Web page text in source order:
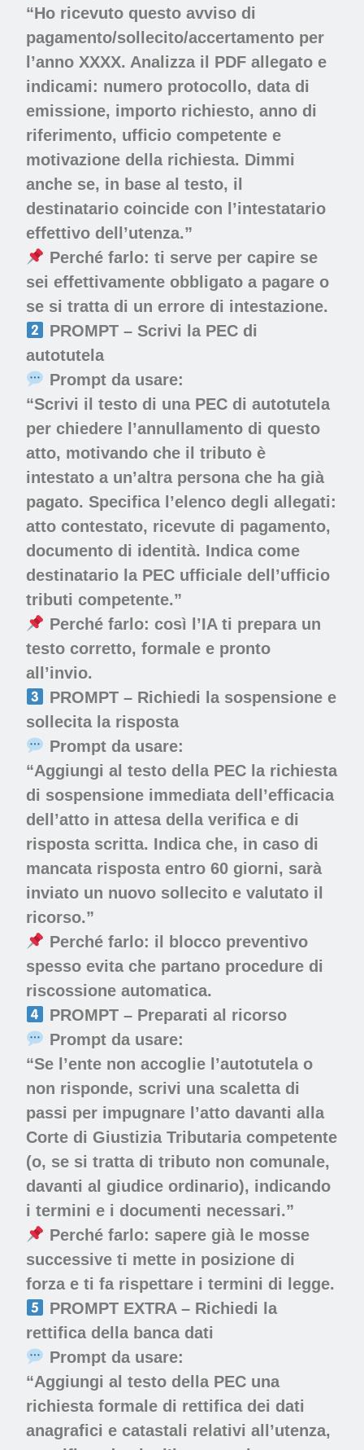
“Ho ricevuto questo avviso di
pagamento/sollecito/accertamento per
l’anno XXXX. Analizza il PDF allegato e
indicami: numero protocollo, data di
emissione, importo richiesto, anno di
riferimento, ufficio competente e
motivazione della richiesta. Dimmi
anche se, in base al testo, il
destinatario coincide con l’intestatario
effettivo dell’utenza.”
Perché farlo: ti serve per capire se
sei effettivamente obbligato a pagare o
se si tratta di un errore di intestazione.
PROMPT – Scrivi la PEC di
autotutela
Prompt da usare:
“Scrivi il testo di una PEC di autotutela
per chiedere l’annullamento di questo
atto, motivando che il tributo è
intestato a un’altra persona che ha già
pagato. Specifica l’elenco degli allegati:
atto contestato, ricevute di pagamento,
documento di identità. Indica come
destinatario la PEC ufficiale dell’ufficio
tributi competente.”
Perché farlo: così l’IA ti prepara un
testo corretto, formale e pronto
all’invio.
PROMPT – Richiedi la sospensione e
sollecita la risposta
Prompt da usare:
“Aggiungi al testo della PEC la richiesta
di sospensione immediata dell’efficacia
dell’atto in attesa della verifica e di
risposta scritta. Indica che, in caso di
mancata risposta entro 60 giorni, sarà
inviato un nuovo sollecito e valutato il
ricorso.”
Perché farlo: il blocco preventivo
spesso evita che partano procedure di
riscossione automatica.
PROMPT – Preparati al ricorso
Prompt da usare:
“Se l’ente non accoglie l’autotutela o
non risponde, scrivi una scaletta di
passi per impugnare l’atto davanti alla
Corte di Giustizia Tributaria competente
(o, se si tratta di tributo non comunale,
davanti al giudice ordinario), indicando
i termini e i documenti necessari.”
Perché farlo: sapere già le mosse
successive ti mette in posizione di
forza e ti fa rispettare i termini di legge.
PROMPT EXTRA – Richiedi la
rettifica della banca dati
Prompt da usare:
“Aggiungi al testo della PEC una
richiesta formale di rettifica dei dati
anagrafici e catastali relativi all’utenza,